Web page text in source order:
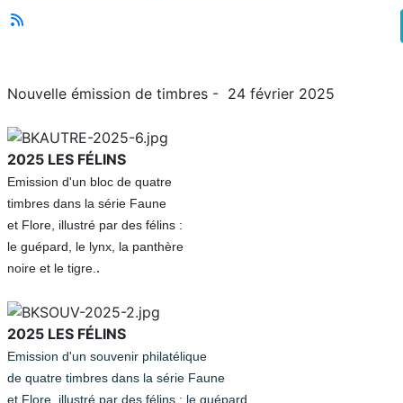
Nouvelle émission de timbres - 24 février 2025
2025 LES FÉLINS
Emission d'un bloc de quatre
timbres dans la série Faune
et Flore, illustré par des félins :
le guépard, le lynx, la panthère
noire et le tigre..
2025 LES FÉLINS
Emission d'un souvenir philatélique
de quatre timbres dans la série Faune
et Flore, illustré par des félins : le guépard,